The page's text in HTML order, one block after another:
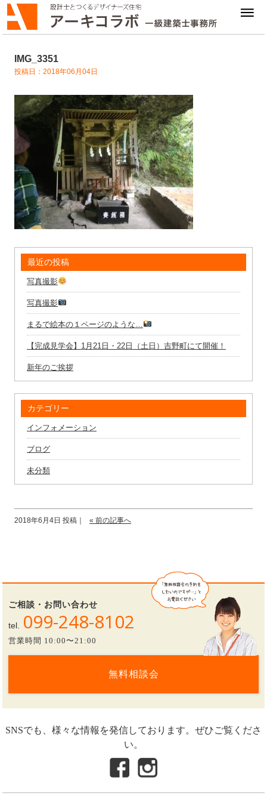
IMG_3351
投稿日：2018年06月04日
最近の投稿
写真撮影
写真撮影
まるで絵本の１ページのような…
【完成見学会】1月21日・22日（土日）吉野町にて開催！
新年のご挨拶
カテゴリー
インフォメーション
ブログ
未分類
2018年6月4日 投稿｜ « 前の記事へ
ご相談・お問い合わせ
tel. 099-248-8102
営業時間 10:00〜21:00
無料相談会
SNSでも、様々な情報を発信しております。ぜひご覧くださ
い。